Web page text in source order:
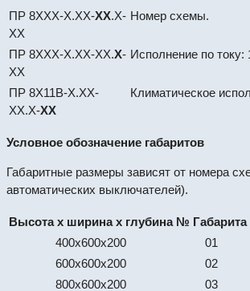
ПР 8ХХХ-Х.ХХ-XX.Х-
XX
Номер схемы.
ПР 8ХХХ-Х.ХХ-ХХ.X-
XX
Исполнение по
ПР 8Х11В-X.ХX-
XХ.X-XX
Климатическое
Условное обозначение габаритов
Габаритные размеры зависят от номера
автоматических выключателей).
Высота х ширина х глубина № Габарита
400х600х200
01
600х600х200
02
800х600х200
03